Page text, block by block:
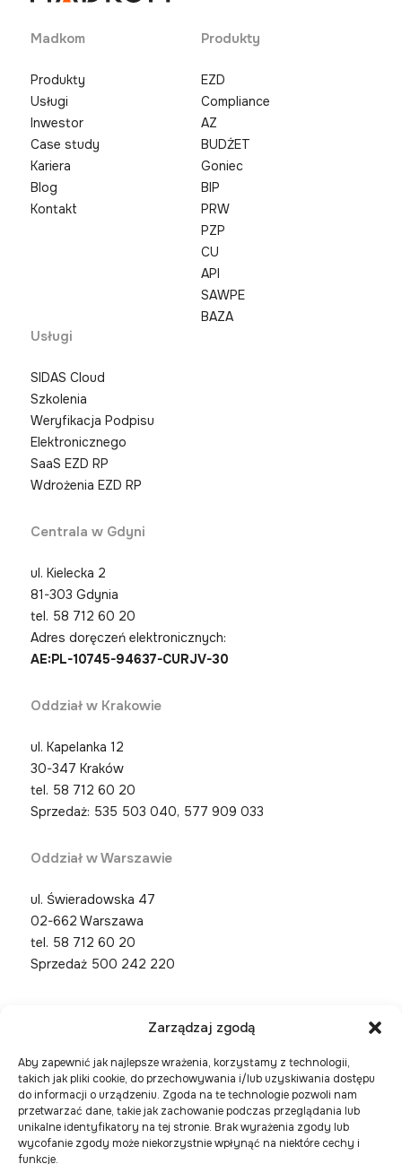
Zarządzaj zgodą
Aby zapewnić jak najlepsze wrażenia, korzystamy z technologii,
takich jak pliki cookie, do przechowywania i/lub uzyskiwania dostępu
do informacji o urządzeniu. Zgoda na te technologie pozwoli nam
przetwarzać dane, takie jak zachowanie podczas przeglądania lub
unikalne identyfikatory na tej stronie. Brak wyrażenia zgody lub
wycofanie zgody może niekorzystnie wpłynąć na niektóre cechy i
funkcje.
Madkom
Produkty
Usługi
Inwestor
Case study
Kariera
Blog
Kontakt
Produkty
EZD
Compliance
AZ
BUDŻET
Goniec
BIP
PRW
PZP
CU
API
SAWPE
BAZA
Usługi
SIDAS Cloud
Szkolenia
Weryfikacja Podpisu
Elektronicznego
SaaS EZD RP
Wdrożenia EZD RP
Centrala w Gdyni
ul. Kielecka 2
81-303 Gdynia
tel. 58 712 60 20
Adres doręczeń elektronicznych:
AE:PL-10745-94637-CURJV-30
Oddział w Krakowie
ul. Kapelanka 12
30-347 Kraków
tel. 58 712 60 20
Sprzedaż: 535 503 040, 577 909 033
Oddział w Warszawie
ul. Świeradowska 47
02-662 Warszawa
tel. 58 712 60 20
Sprzedaż 500 242 220